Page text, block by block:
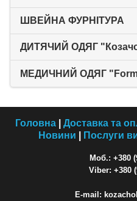
ШВЕЙНА ФУРНІТУРА
ДИТЯЧИЙ ОДЯГ
МЕДИЧНИЙ ОДЯГ
Головна| Доставка та
Новини
Послуги
Моб.: +380
Viber: +380
E-mail: